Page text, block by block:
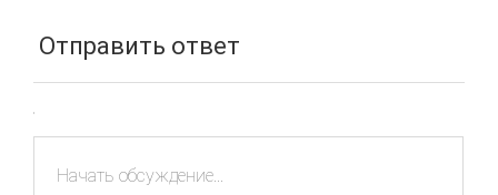
Отправить ответ